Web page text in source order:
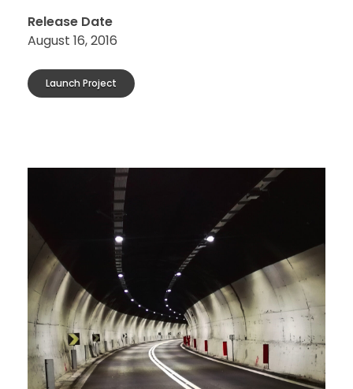
Release Date
August 16, 2016
Launch Project